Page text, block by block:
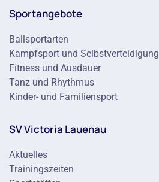
Sportangebote
Ballsportarten
Kampfsport und Selbstverteidigung
Fitness und Ausdauer
Tanz und Rhythmus
Kinder- und Familiensport
SV Victoria Lauenau
Aktuelles
Trainingszeiten